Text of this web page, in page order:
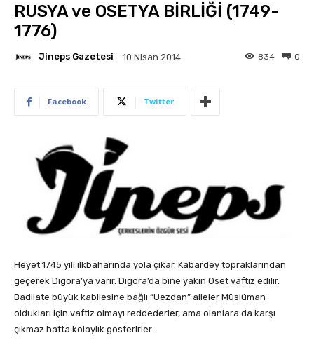
RUSYA ve OSETYA BİRLİĞİ (1749-
1776)
Jineps Gazetesi 10 Nisan 2014 0
834
Facebook Twitter
Heyet 1745 yılı ilkbaharında yola çıkar. Kabardey topraklarından
geçerek Digora’ya varır. Digora’da bine yakın Oset vaftiz edilir.
Badilate büyük kabilesine bağlı “Uezdan” aileler Müslüman
oldukları için vaftiz olmayı reddederler, ama olanlara da karşı
çıkmaz hatta kolaylık gösterirler.